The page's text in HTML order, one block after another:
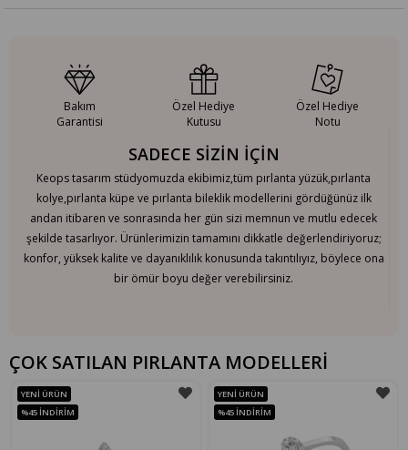
SADECE SİZİN İÇİN
Keops tasarım stüdyomuzda ekibimiz,tüm pırlanta yüzük,pırlanta
kolye,pırlanta küpe ve pırlanta bileklik modellerini gördüğünüz ilk
andan itibaren ve sonrasında her gün sizi memnun ve mutlu edecek
şekilde tasarlıyor. Ürünlerimizin tamamını dikkatle değerlendiriyoruz;
konfor, yüksek kalite ve dayanıklılık konusunda takıntılıyız, böylece ona
bir ömür boyu değer verebilirsiniz.
Bakım
Garantisi
Özel Hediye
Kutusu
Özel Hediye
Notu
ÇOK SATILAN PIRLANTA MODELLERİ
YENI ÜRÜN
%45 İNDIRIM
YENI ÜRÜN
%45 İNDIRIM